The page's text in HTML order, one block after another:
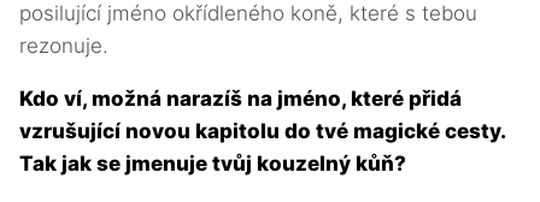
posilující jméno okřídleného koně, které s tebou
rezonuje.
Kdo ví, možná narazíš na jméno, které přidá
vzrušující novou kapitolu do tvé magické cesty.
Tak jak se jmenuje tvůj kouzelný kůň?